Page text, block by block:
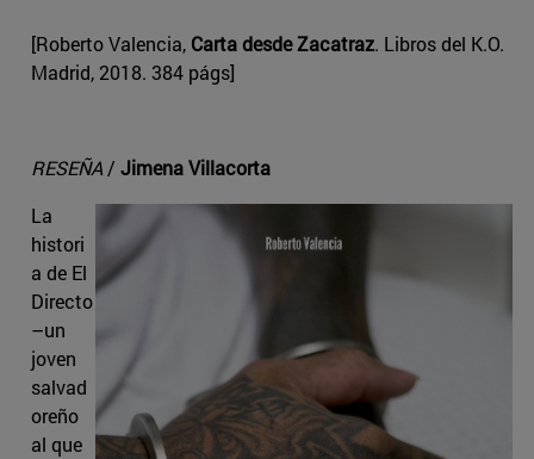
[Roberto Valencia, Carta desde Zacatraz. Libros del K.O.
Madrid, 2018. 384 págs]
RESEÑA / Jimena Villacorta
La
histori
a de El
Directo
–un
joven
salvad
oreño
al que